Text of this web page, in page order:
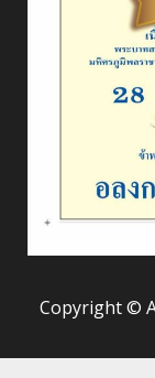
Copyright ©